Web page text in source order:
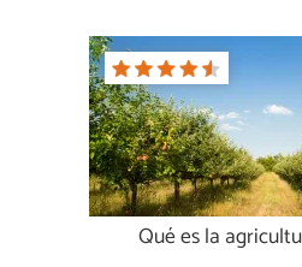
Qué es la